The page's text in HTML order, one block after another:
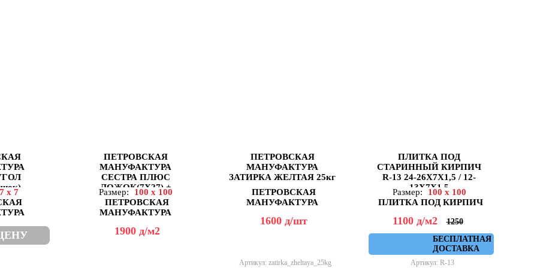
x 7
ПЕТРОВСКАЯ
МАНУФАКТУРА
СЕСТРА ПЛЮС
ЛОЖОК(7X27) +
ТЫЧОК(7X13)
Размер:
100 x 100
ПЕТРОВСКАЯ
МАНУФАКТУРА
1900 д/м2
ПЕТРОВСКАЯ
МАНУФАКТУРА
ЗАТИРКА ЖЕЛТАЯ 25кг
ПЕТРОВСКАЯ
МАНУФАКТУРА
1600 д/шт
Артикул: zatirka_zheltaya_25kg
ПЛИТКА ПОД
СТАРИННЫЙ КИРПИЧ
R-13 24-26X7X1,5 / 12-
13X7X1,5
Размер:
100 x 100
ПЛИТКА ПОД КИРПИЧ
1100 д/м2
1250
БЕСПЛАТНАЯ
ДОСТАВКА
Артикул: R-13